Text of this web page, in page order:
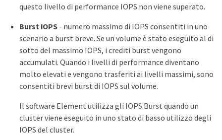
questo livello di performance IOPS non viene superato.
Burst IOPS - numero massimo di IOPS consentiti in uno
scenario a burst breve. Se un volume è stato eseguito al di
sotto del massimo IOPS, i crediti burst vengono
accumulati. Quando i livelli di performance diventano
molto elevati e vengono trasferiti ai livelli massimi, sono
consentiti brevi burst di IOPS sul volume.
Il software Element utilizza gli IOPS Burst quando un
cluster viene eseguito in uno stato di basso utilizzo degli
IOPS del cluster.